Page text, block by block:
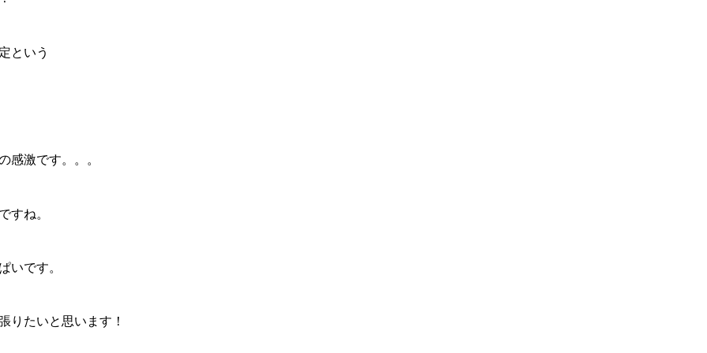
という
感激です。。。
すね。
いです。
りたいと思います！